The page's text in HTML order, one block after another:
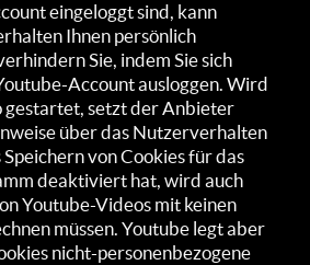
eingeloggt sind, kann
Ihnen persönlich
Sie, indem Sie sich
Account ausloggen. Wird
gestartet, setzt der Anbieter
über das Nutzerverhalten
von Cookies für das
deaktiviert hat, wird auch
Youtube-Videos mit keinen
müssen. Youtube legt aber
nicht-personenbezogene